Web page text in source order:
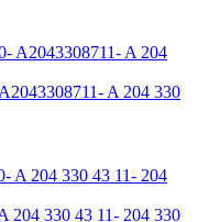
A 204 330
204 330 43 11- 204 330